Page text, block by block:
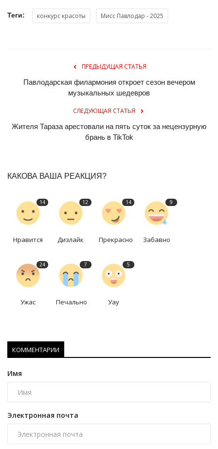
Теги: конкурс красоты Мисс Павлодар - 2025
ПРЕДЫДУЩАЯ СТАТЬЯ
Павлодарская филармония откроет сезон вечером
музыкальных шедевров
СЛЕДУЮЩАЯ СТАТЬЯ
Жителя Тараза арестовали на пять суток за нецензурную
брань в TikTok
КАКОВА ВАША РЕАКЦИЯ?
14
Нравится
12
Дизлайк
14
Прекрасно
9
Забавно
24
Ужас
7
Печально
5
Уау
КОММЕНТАРИИ
Имя
Электронная почта